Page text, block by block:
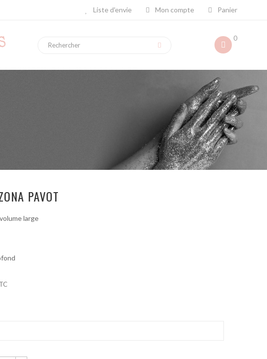
Panier
Mon compte
Liste d'envie
0
PAVOT
large